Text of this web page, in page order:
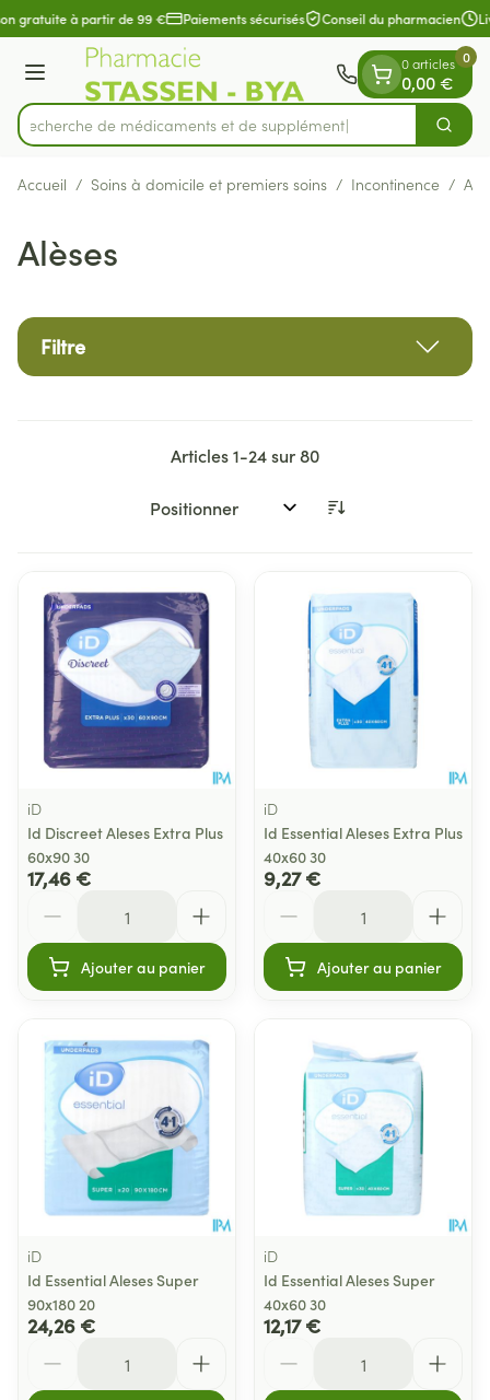
Aller au contenu
1 de 1
gratuite à partir de 99 € Paiements sécurisés Conseil du pharmacien
Menu
Rechercher
Recherche de médica
0 articles
0,00 €
0
Accueil / Soins à domicile et premiers soins / Incontinence /
Alèses
Filtre
Articles1-24sur80
Trier par:
iD
Id Discreet Aleses Extra Plus
60x90 30
17,46 €
Ajouter au panier
iD
Id Essential Aleses Extra Plus
40x60 30
9,27 €
Ajouter au panier
iD
Id Essential Aleses Super
90x180 20
24,26 €
iD
Id Essential Aleses Super
40x60 30
12,17 €